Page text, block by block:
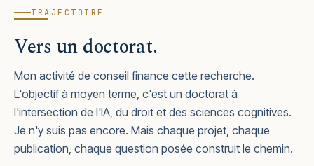
TRAJECTOIRE
Vers un doctorat.
Mon activité de conseil finance cette recherche.
L'objectif à moyen terme, c'est un doctorat à
l'intersection de l'IA, du droit et des sciences cognitives.
Je n'y suis pas encore. Mais chaque projet, chaque
publication, chaque question posée construit le chemin.